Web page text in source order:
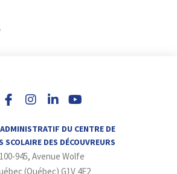
s
g
r
a
m
n
d
i
n
-
u
b
e
DU CENTRE DE
SCOLAIRE DES DÉCOUVREURS
100-945, Avenue Wolfe
(Québec) G1V 4E2